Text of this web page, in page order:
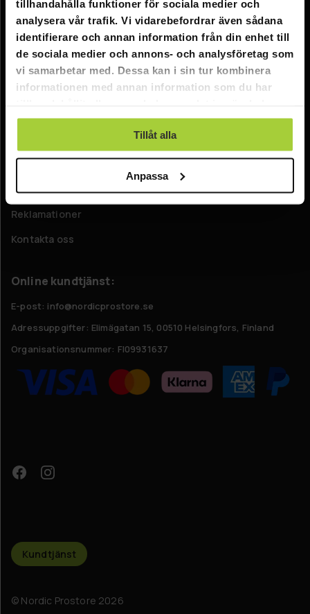
tillhandahålla funktioner för sociala medier och
analysera vår trafik. Vi vidarebefordrar även sådana
identifierare och annan information från din enhet till
de sociala medier och annons- och analysföretag som
vi samarbetar med. Dessa kan i sin tur kombinera
informationen med annan information som du har
använt deras tjänster.
Tillåt alla
Anpassa
Information
Företagsinformation
Om oss
Leverans
Returer
Reklamationer
Kontakta oss
Online kundtjänst:
E-post: info@nordicprostore.se
Adressuppgifter: Elimägatan 15, 00510 Helsingfors, Finland
Organisationsnummer: FI09931637
Kundtjänst
© Nordic Prostore 2026